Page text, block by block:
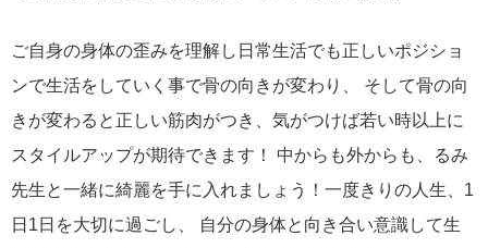
ご自身の身体の歪みを理解し日常生活でも正しいポジショ
ンで生活をしていく事で骨の向きが変わり、 そして骨の向
きが変わると正しい筋肉がつき、気がつけば若い時以上に
スタイルアップが期待できます！ 中からも外からも、るみ
先生と一緒に綺麗を手に入れましょう！一度きりの人生、1
日1日を大切に過ごし、 自分の身体と向き合い意識して生